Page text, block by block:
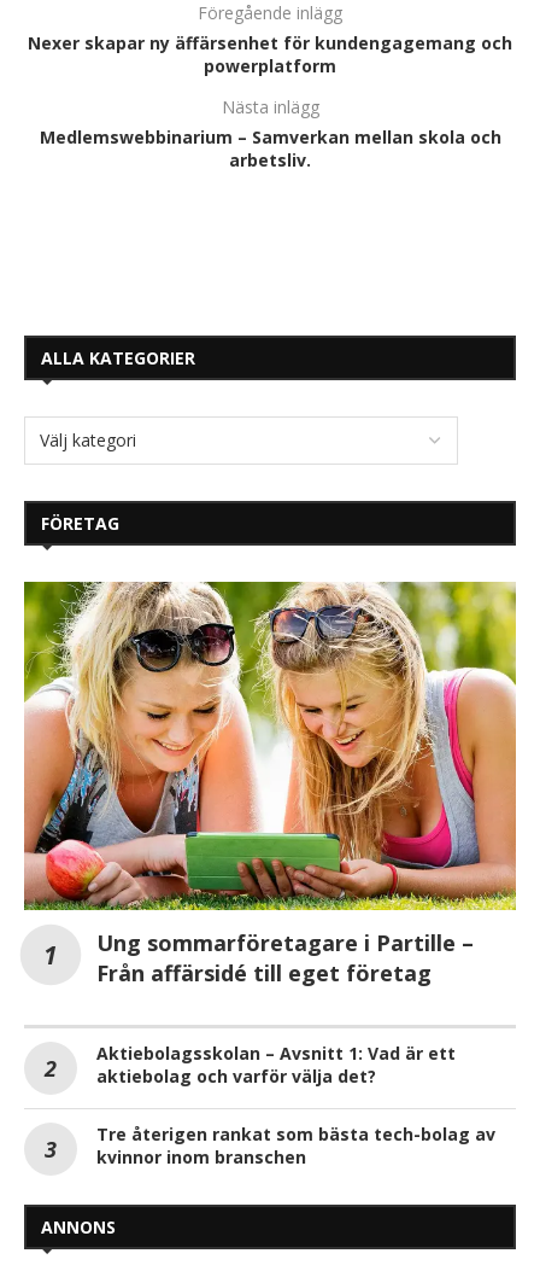
Föregående inlägg
Nexer skapar ny äffärsenhet för kundengagemang och
powerplatform
Nästa inlägg
Medlemswebbinarium – Samverkan mellan skola och
arbetsliv.
ALLA KATEGORIER
FÖRETAG
Ung sommarföretagare i Partille –
Från affärsidé till eget företag
Aktiebolagsskolan – Avsnitt 1: Vad är ett
aktiebolag och varför välja det?
Tre återigen rankat som bästa tech-bolag av
kvinnor inom branschen
ANNONS